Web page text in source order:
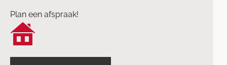
Plan een afspraak!